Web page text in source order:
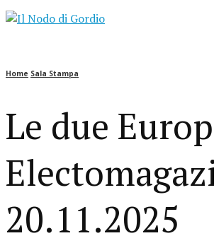
Home Sala Stampa
Le due
20.11.2025